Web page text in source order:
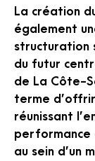
La création
également
structuration
du futur
de La Côte-
terme
réunissant
performance
au sein d’un